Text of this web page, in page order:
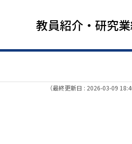
教員紹介・研究
（最終更新日 : 2026-03-09